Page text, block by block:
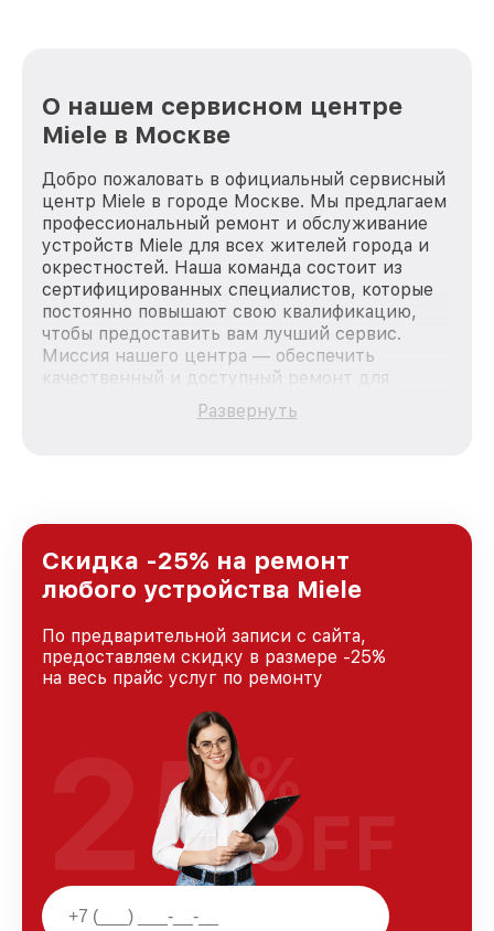
О нашем сервисном центре
Miele в Москве
Добро пожаловать в официальный сервисный
центр Miele в городе Москве. Мы предлагаем
профессиональный ремонт и обслуживание
устройств Miele для всех жителей города и
окрестностей. Наша команда состоит из
сертифицированных специалистов, которые
постоянно повышают свою квалификацию,
чтобы предоставить вам лучший сервис.
Миссия нашего центра — обеспечить
качественный и доступный ремонт для
каждого пользователя продукции Miele, вне
зависимости от сложности поломки. Мы
и лояльности наших клиентов.
Развернуть
Скидка -25% на ремонт
любого устройства Miele
По предварительной записи с сайта,
предоставляем скидку в размере -25%
на весь прайс услуг по ремонту
25%
OFF